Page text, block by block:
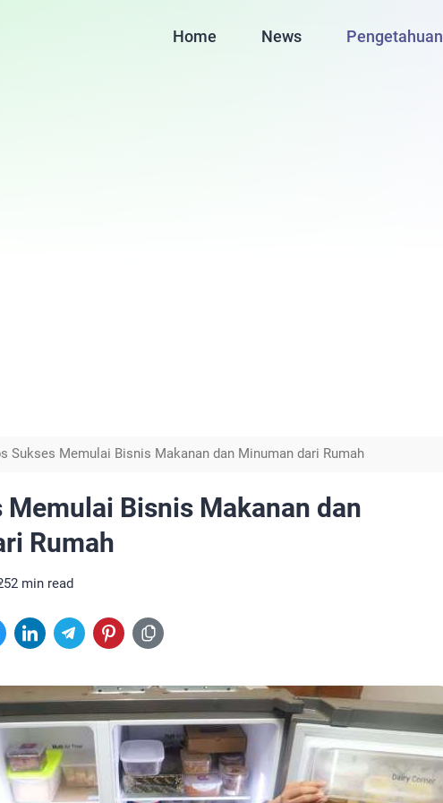
Home News Pengetahuan
Sukses Memulai Bisnis Makanan dan Minuman dari Rumah
Memulai Bisnis Makanan dan
Rumah
2 min read